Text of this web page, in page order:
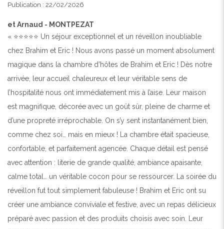
Publication : 22/02/2026
et Arnaud - MONTPEZAT
« ⭐️⭐️⭐️⭐️⭐️ Un séjour exceptionnel et un réveillon inoubliable
chez Brahim et Eric ! Nous avons passé un moment absolument
magique dans la chambre d’hôtes de Brahim et Eric ! Dès notre
arrivée, leur accueil chaleureux et leur véritable sens de
l’hospitalité nous ont immédiatement mis à l’aise. Leur maison
est magnifique, décorée avec un goût sûr, pleine de charme et
d’une propreté irréprochable. On s’y sent instantanément bien,
comme chez soi… mais en mieux ! La chambre était spacieuse,
confortable, et parfaitement agencée. Chaque détail est pensé
avec attention : literie de grande qualité, ambiance apaisante,
calme total… un véritable cocon pour se ressourcer. La soirée du
réveillon fut tout simplement fabuleuse ! Brahim et Eric ont su
créer une ambiance conviviale et festive, avec un repas délicieux
préparé avec passion et des produits choisis avec soin. Leur